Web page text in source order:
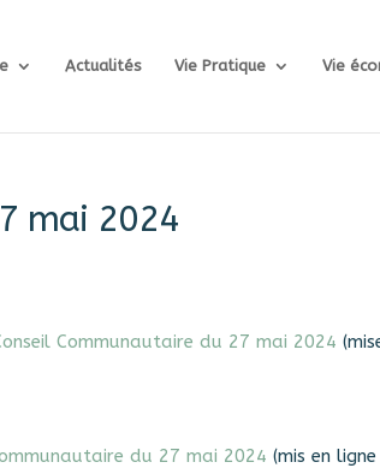
Actualités Vie Pratique Vie
mai 2024
Communautaire du 27 mai 2024
du 27 mai 2024(mis en